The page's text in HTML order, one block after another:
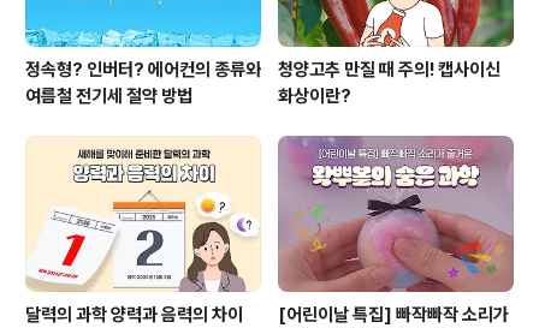
정속형? 인버터? 에어컨의 종류와
여름철 전기세 절약 방법
청양고추 만질 때 주의! 캡사이신
화상이란?
달력의 과학 양력과 음력의 차이
[어린이날 특집] 빠작빠작 소리가